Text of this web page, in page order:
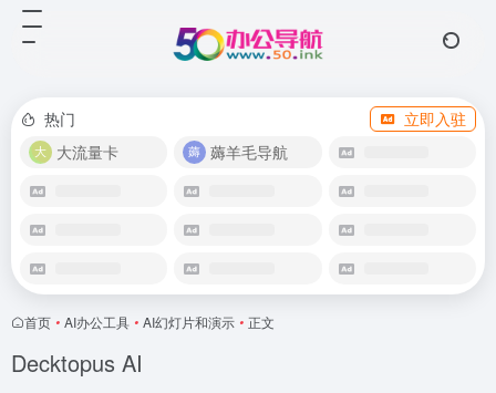
热门
立即入驻
大流量卡
薅羊毛导航
首页 • AI办公工具 • AI幻灯片和演示 • 正文
Decktopus AI